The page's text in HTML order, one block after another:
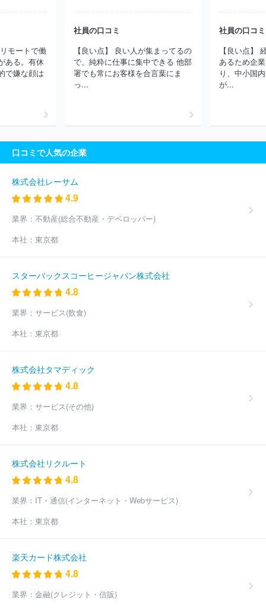
株式会社大林デザインパートナーズ
ＭＥＴＡＴＥＡＭ株式会社
会社ＮＩコンサルティング
ＷＤＢエウレカ株式会社
株式会社ソ
リマチ技研
一般社団法人日本能率協会 株式会社女将塾
株式会
社ＩＤＡＪ
デロイトトーマツコンサルティング合同会社
株式会
株式会社日本能率協会コンサルティング
株式会社日立コンサ
Ｈ
株式会社インフォネクスト 株式会社レスメッド
株式会社ガ
ネット
株式会社クォーターズ
ａｓｅｅｄ
ケアシステム株式会社
ィング・グループ
ションズ
株式会社プラグマ
株式会
社Ｈ＆Ｎホールディングス
日本コンサルタンツ株式会社
ｅｒ Ｃｏｍｐａｎｙ
ンキュベータ
株式会社ティーズブレイン ほか(2372件)
モートで働
ある。有休
で嫌な顔は
社員の口コミ
【良い点】 良い人が集まってるの
で、純粋に仕事に集中できる 他部
署でも常にお客様を合言葉にま
っ...
社員の口コミ
【良い点】
あるため企
り、中小国
が...
口コミで人気の企業
株式会社レーサム
4.9
業界： 不動産(総合不動産・デベロッパー)
本社： 東京都
スターバックスコーヒージャパン株式会社
4.8
業界： サービス(飲食)
本社： 東京都
株式会社タマディック
4.8
業界： サービス(その他)
本社： 東京都
株式会社リクルート
4.8
業界： IT・通信(インターネット・Webサービス)
本社： 東京都
楽天カード株式会社
4.8
業界： 金融(クレジット・信販)